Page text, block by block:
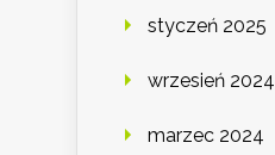
styczeń 2025
wrzesień 2024
marzec 2024